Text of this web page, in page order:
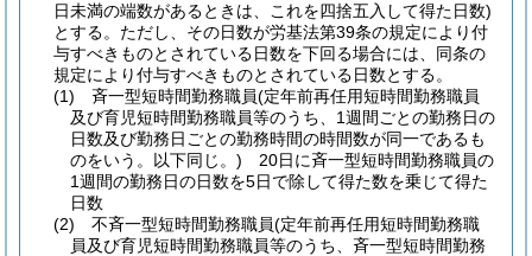
日未満の端数があるときは、これを四捨五入して得た日数)
とする。 ただし、その日数が労基法第39条の規定により付
与すべきものとされている日数を下回る場合には、同条の
規定により付与すべきものとされている日数とする。
(1)
斉一型短時間勤務職員(定年前再任用短時間勤務職員
及び育児短時間勤務職員等のうち、1週間ごとの勤務日の
日数及び勤務日ごとの勤務時間の時間数が同一であるも
のをいう。以下同じ。) 20日に斉一型短時間勤務職員の
1週間の勤務日の日数を5日で除して得た数を乗じて得た
日数
(2)
不斉一型短時間勤務職員(定年前再任用短時間勤務職
員及び育児短時間勤務職員等のうち、斉一型短時間勤務